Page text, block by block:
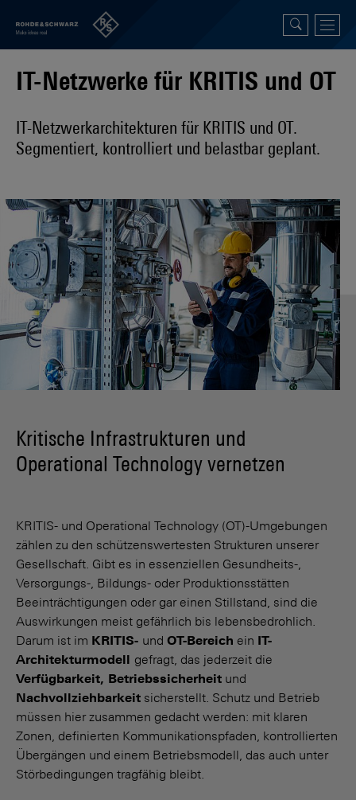
IT-Netzwerke für KRITIS und OT
IT-Netzwerkarchitekturen für KRITIS und OT.
Segmentiert, kontrolliert und belastbar geplant.
Kritische Infrastrukturen und
Operational Technology vernetzen
KRITIS- und Operational Technology (OT)-Umgebungen
zählen zu den schützenswertesten Strukturen unserer
Gesellschaft. Gibt es in essenziellen Gesundheits-,
Versorgungs-, Bildungs- oder Produktionsstätten
Beeinträchtigungen oder gar einen Stillstand, sind die
Auswirkungen meist gefährlich bis lebensbedrohlich.
Darum ist im KRITIS- und OT-Bereich ein IT-
Architekturmodell gefragt, das jederzeit die
Verfügbarkeit, Betriebssicherheit und
Nachvollziehbarkeit sicherstellt. Schutz und Betrieb
müssen hier zusammen gedacht werden: mit klaren
Zonen, definierten Kommunikationspfaden, kontrollierten
Übergängen und einem Betriebsmodell, das auch unter
Störbedingungen tragfähig bleibt.